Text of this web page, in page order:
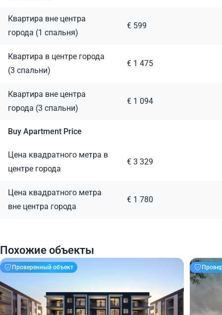
Квартира вне центра
города (1 спальня)
€ 599
Квартира в центре города
(3 спальни)
€ 1 475
Квартира вне центра
города (3 спальни)
€ 1 094
Buy Apartment Price
Цена квадратного метра в
центре города
€ 3 329
Цена квадратного метра
вне центра города
€ 1 780
Похожие объекты
Проверенный объект